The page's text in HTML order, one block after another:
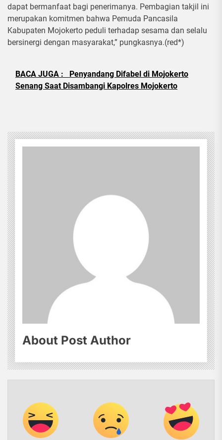
dapat bermanfaat bagi penerimanya. Pembagian takjil ini
merupakan komitmen bahwa Pemuda Pancasila
Kabupaten Mojokerto peduli terhadap sesama dan selalu
bersinergi dengan masyarakat,” pungkasnya.(red*)
BACA JUGA :
Penyandang Difabel di Mojokerto
Senang Saat Disambangi Kapolres Mojokerto
About Post Author